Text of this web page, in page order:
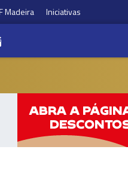
Madeira Iniciativas